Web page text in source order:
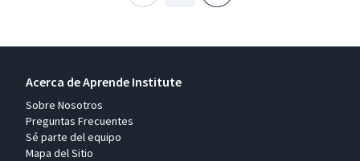
Acerca de Aprende Institute
Sobre Nosotros
Preguntas Frecuentes
Sé parte del equipo
Mapa del Sitio